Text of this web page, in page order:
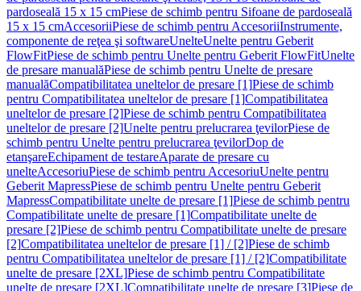
pardoseală 15 x 15 cmPiese de schimb pentru Sifoane de pardoseală
15 x 15 cmAccesoriiPiese de schimb pentru AccesoriiInstrumente,
componente de reţea şi softwareUnelteUnelte pentru Geberit
FlowFitPiese de schimb pentru Unelte pentru Geberit FlowFitUnelte
de presare manualăPiese de schimb pentru Unelte de presare
manualăCompatibilitatea uneltelor de presare [1]Piese de schimb
pentru Compatibilitatea uneltelor de presare [1]Compatibilitatea
uneltelor de presare [2]Piese de schimb pentru Compatibilitatea
uneltelor de presare [2]Unelte pentru prelucrarea ţevilorPiese de
schimb pentru Unelte pentru prelucrarea ţevilorDop de
etanşareEchipament de testareAparate de presare cu
unelteAccesoriuPiese de schimb pentru AccesoriuUnelte pentru
Geberit MapressPiese de schimb pentru Unelte pentru Geberit
MapressCompatibilitate unelte de presare [1]Piese de schimb pentru
Compatibilitate unelte de presare [1]Compatibilitate unelte de
presare [2]Piese de schimb pentru Compatibilitate unelte de presare
[2]Compatibilitatea uneltelor de presare [1] / [2]Piese de schimb
pentru Compatibilitatea uneltelor de presare [1] / [2]Compatibilitate
unelte de presare [2XL]Piese de schimb pentru Compatibilitate
unelte de presare [2XL]Compatibilitate unelte de presare [3]Piese de